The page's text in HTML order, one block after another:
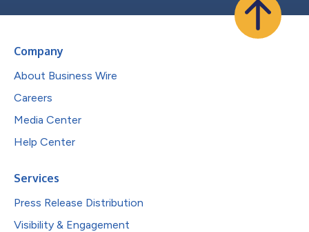
Company
About Business Wire
Careers
Media Center
Help Center
Services
Press Release Distribution
Visibility & Engagement